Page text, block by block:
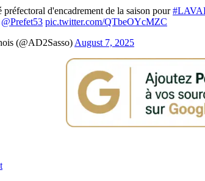
d'encadrement de la saison pour
@Prefet53 pic.twitter.com/QTbeOYcMZC
(@AD2Sasso)August 7, 2025